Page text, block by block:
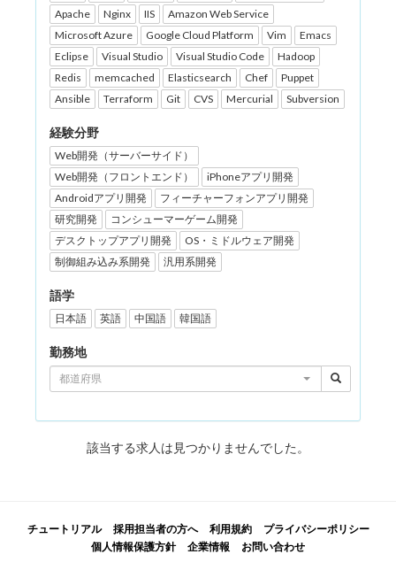
Apache
Nginx IIS
Amazon Web Service
Microsoft Azure
Google Cloud Platform Vim
Emacs
Eclipse
Visual Studio Visual Studio Code
Hadoop
Redis
memcached Elasticsearch Chef
Puppet
Ansible
Terraform Git CVS Mercurial Subversion
経験分野
Web開発（サーバーサイド）
Web開発（フロントエンド）
iPhoneアプリ開発
Androidアプリ開発
フィーチャーフォンアプリ開発
研究開発
コンシューマーゲーム開発
デスクトップアプリ開発
OS・ミドルウェア開発
制御組み込み系開発
汎用系開発
語学
日本語 英語 中国語 韓国語
勤務地
都道府県
該当する求人は見つかりませんでした。
チュートリアル 採用担当者の方へ 利用規約
プライバシーポリシー
個人情報保護方針
企業情報 お問い合わせ